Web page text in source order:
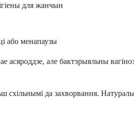
для жанчын
або менапаузы
асяроддзе, але бактэрыяльны
схільнымі да захворвання.